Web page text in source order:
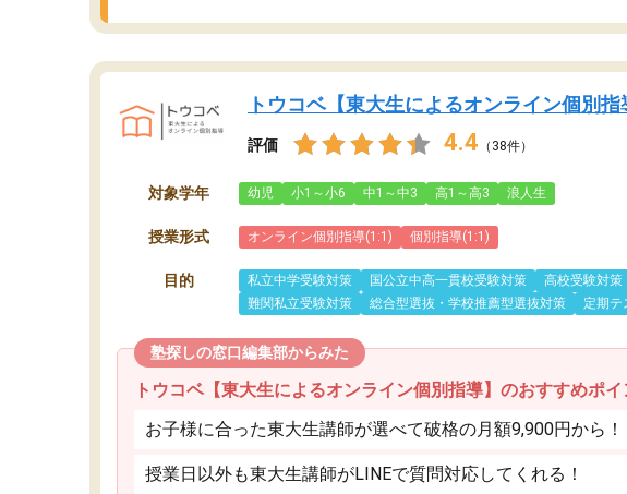
トウコベ【東大生によるオンライン個別指
評価 4.4 （38件）
対象学年 幼児 小1～小6 中1～中3 高1～高3 浪人生
授業形式 オンライン個別指導(1:1) 個別指導(1:1)
目的 私立中学受験対策 国公立中高一貫校受験対策 高校受験対策
難関私立受験対策
総合型選抜・学校推薦型選抜対策 定期テ
塾探しの窓口編集部からみた
トウコベ【東大生によるオンライン個別指導】のおすすめポイ
お子様に合った東大生講師が選べて破格の月額9,900円から！
授業日以外も東大生講師がLINEで質問対応してくれる！